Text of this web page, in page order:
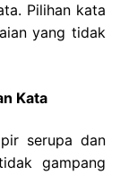
Pilihan kata
yang tidak
Kata
serupa dan
gampang